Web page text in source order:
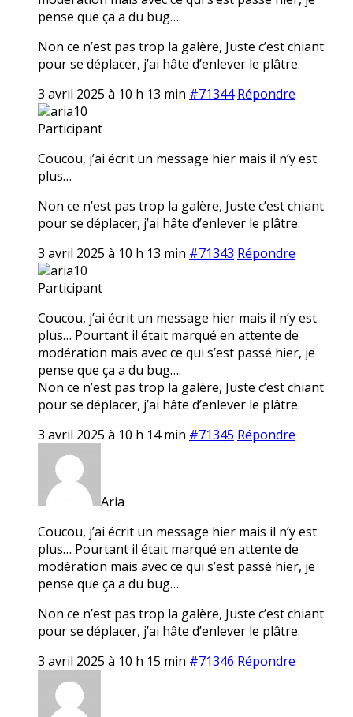
pense que ça a du bug….
Non ce n’est pas trop la galère, Juste c’est chiant
pour se déplacer, j’ai hâte d’enlever le plâtre.
3 avril 2025 à 10 h 13 min #71344 Répondre
aria10
Participant
Coucou, j’ai écrit un message hier mais il n’y est
plus…
Non ce n’est pas trop la galère, Juste c’est chiant
pour se déplacer, j’ai hâte d’enlever le plâtre.
3 avril 2025 à 10 h 13 min #71343 Répondre
aria10
Participant
Coucou, j’ai écrit un message hier mais il n’y est
plus… Pourtant il était marqué en attente de
modération mais avec ce qui s’est passé hier, je
pense que ça a du bug….
Non ce n’est pas trop la galère, Juste c’est chiant
pour se déplacer, j’ai hâte d’enlever le plâtre.
3 avril 2025 à 10 h 14 min #71345 Répondre
Aria
Coucou, j’ai écrit un message hier mais il n’y est
plus… Pourtant il était marqué en attente de
modération mais avec ce qui s’est passé hier, je
pense que ça a du bug….
Non ce n’est pas trop la galère, Juste c’est chiant
pour se déplacer, j’ai hâte d’enlever le plâtre.
3 avril 2025 à 10 h 15 min #71346 Répondre